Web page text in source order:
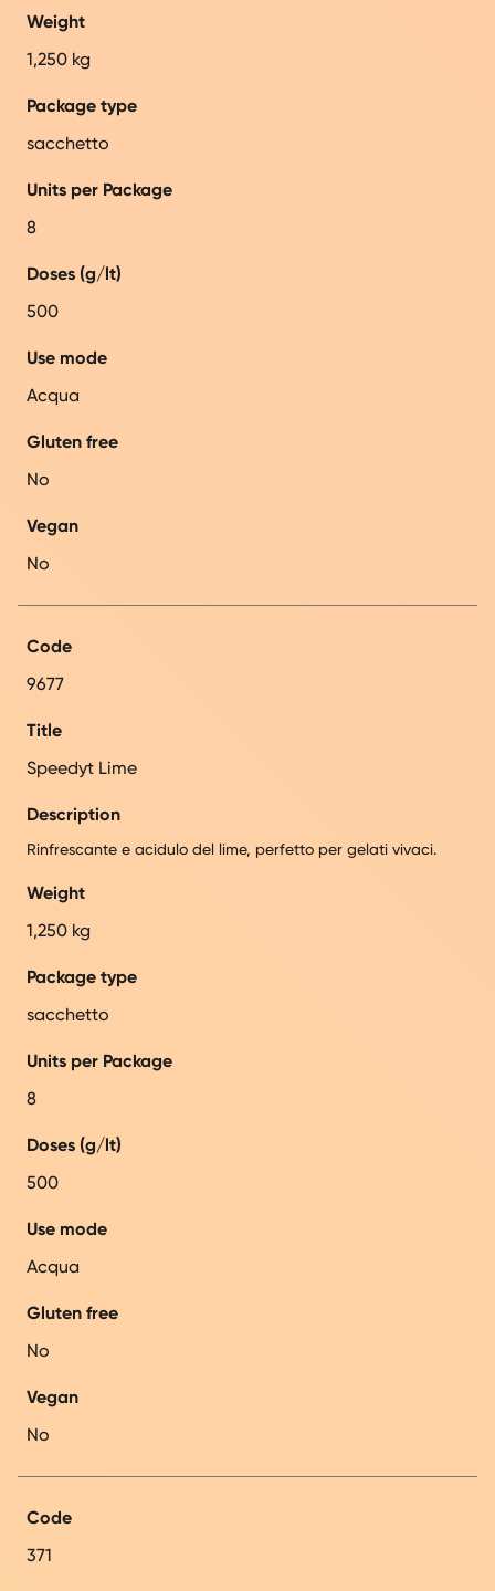
Weight
1,250 kg
Package type
sacchetto
Units per Package
8
Doses (g/lt)
500
Use mode
Acqua
Gluten free
No
Vegan
No
Code
9677
Title
Speedyt Lime
Description
Rinfrescante e acidulo del lime, perfetto per gelati vivaci.
Weight
1,250 kg
Package type
sacchetto
Units per Package
8
Doses (g/lt)
500
Use mode
Acqua
Gluten free
No
Vegan
No
Code
371